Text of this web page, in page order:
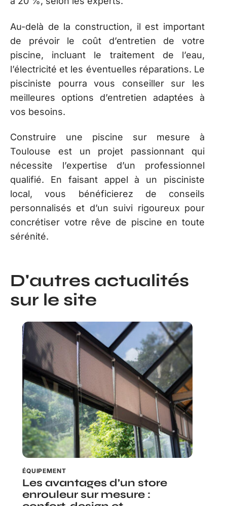
Au-delà de la construction, il est important
de prévoir le coût d’entretien de votre
piscine, incluant le traitement de l’eau,
l’électricité et les éventuelles réparations. Le
pisciniste pourra vous conseiller sur les
meilleures options d’entretien adaptées à
vos besoins.
Construire une piscine sur mesure à
Toulouse est un projet passionnant qui
nécessite l’expertise d’un professionnel
qualifié. En faisant appel à un pisciniste
local, vous bénéficierez de conseils
personnalisés et d’un suivi rigoureux pour
concrétiser votre rêve de piscine en toute
sérénité.
D'autres actualités
sur le site
ÉQUIPEMENT
Les avantages d’un store
enrouleur sur mesure :